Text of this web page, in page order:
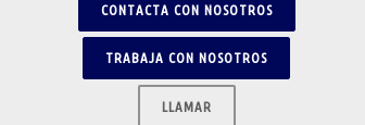
CONTACTA CON NOSOTROS
TRABAJA CON NOSOTROS
LLAMAR